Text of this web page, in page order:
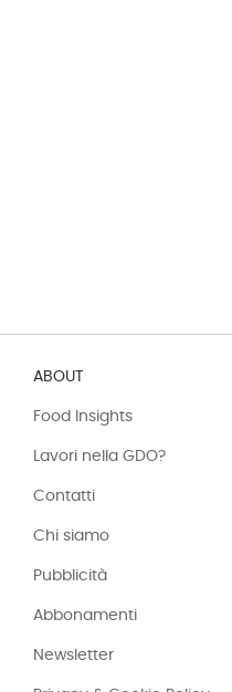
ABOUT
Food Insights
Lavori nella GDO?
Contatti
Chi siamo
Pubblicità
Abbonamenti
Newsletter